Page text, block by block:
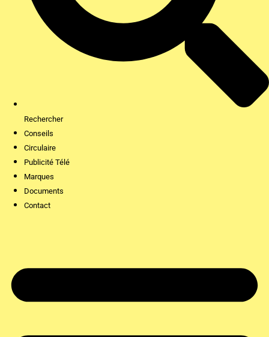
Rechercher
Conseils
Circulaire
Publicité Télé
Marques
Documents
Contact